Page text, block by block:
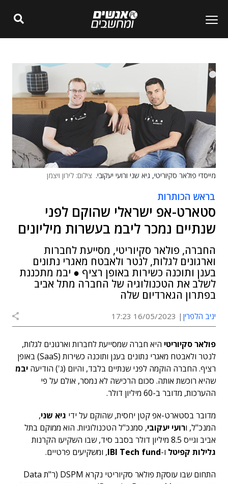
מייסדי פולאר סקיוריטי, גיא שני ורועי יעקובי. צילום: לירון ויצמן
בראש הכותרות
סטארט-אפ ישראלי שהוקם לפני
שנתיים נמכר ליבמ בעשרות מיליונים
החברה, פולאר סקיוריטי, מסייעת לחברות
וארגונים לגלות, לנטר ולאבטח מאגרי נתונים
בענן ותוכנה כשירות באופן רציף ● יבמ מתכננת
לשלב את הטכנולוגיה של החברה מתל אביב
בפתרון הגארדיום שלה
יניב הלפרין 16/05/2023 17:23
פולאר סקיוריטי היא חברה שמסייעת לחברות וארגונים לגלות,
לנטר ולאבטח מאגרי נתונים בענן ותוכנה כשירות (SaaS) באופן
רציף. החברה הוקמה לפני שנתיים בלבד, והיום (ג') הודיעה יבמ
שהיא רוכשת אותה. סכום הרכישה לא נמסר, אולם על פי
ההערכות, מדובר ב-60 מיליון דולר.
מדובר בסטארט-אפ קטן יחסית, שהוקם על ידי גיא שני,
המנכ"ל, ורועי יעקובי, סמנכ"ל הטכנולוגיות. הוא ממוקם בתל
אביב וגייס 8.5 מיליון דולר בסבב סיד, שבו השקיעו הקרנות
גלילות קפיטל ו-IBI Tech fund, ומשקיעים פרטיים.
התחום שבו עוסקת פולאר סקיוריטי נקרא DSPM (ר"ת Data